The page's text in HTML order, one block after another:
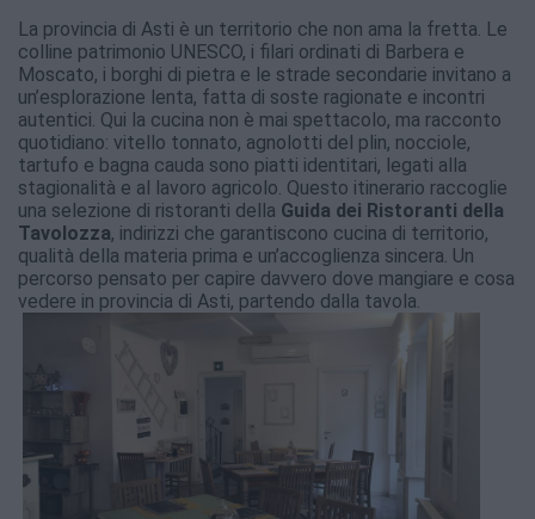
La provincia di Asti è un territorio che non ama la fretta. Le
colline patrimonio UNESCO, i filari ordinati di Barbera e
Moscato, i borghi di pietra e le strade secondarie invitano a
un’esplorazione lenta, fatta di soste ragionate e incontri
autentici. Qui la cucina non è mai spettacolo, ma racconto
quotidiano: vitello tonnato, agnolotti del plin, nocciole,
tartufo e bagna cauda sono piatti identitari, legati alla
stagionalità e al lavoro agricolo. Questo itinerario raccoglie
una selezione di ristoranti della Guida dei Ristoranti della
Tavolozza, indirizzi che garantiscono cucina di territorio,
qualità della materia prima e un’accoglienza sincera. Un
percorso pensato per capire davvero dove mangiare e cosa
vedere in provincia di Asti, partendo dalla tavola.